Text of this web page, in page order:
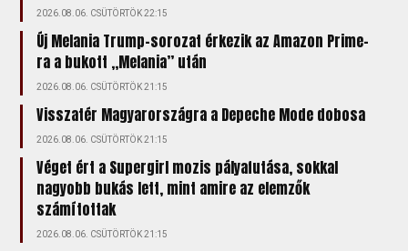
2026.08.06. CSÜTÖRTÖK 22:15
Új Melania Trump-sorozat érkezik az Amazon Prime-
ra a bukott „Melania” után
2026.08.06. CSÜTÖRTÖK 21:15
Visszatér Magyarországra a Depeche Mode dobosa
2026.08.06. CSÜTÖRTÖK 21:15
Véget ért a Supergirl mozis pályafutása, sokkal
nagyobb bukás lett, mint amire az elemzők
számítottak
2026.08.06. CSÜTÖRTÖK 21:15